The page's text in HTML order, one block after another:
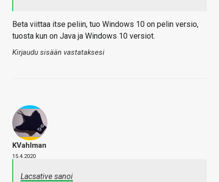
Beta viittaa itse peliin, tuo Windows 10 on pelin versio,
tuosta kun on Java ja Windows 10 versiot.
Kirjaudu sisään vastataksesi
KVahlman
15.4.2020
Lacsative sanoi